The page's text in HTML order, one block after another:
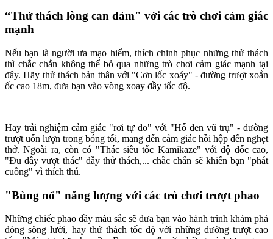
“Thử thách lòng can đảm" với các trò chơi cảm giác
mạnh
Nếu bạn là người ưa mạo hiểm, thích chinh phục những thử thách
thì chắc chắn không thể bỏ qua những trò chơi cảm giác mạnh tại
đây. Hãy thử thách bản thân với "Cơn lốc xoáy" - đường trượt xoắn
ốc cao 18m, đưa bạn vào vòng xoay đầy tốc độ.
Hay trải nghiệm cảm giác "rơi tự do" với "Hố đen vũ trụ" - đường
trượt uốn lượn trong bóng tối, mang đến cảm giác hồi hộp đến nghẹt
thở. Ngoài ra, còn có "Thác siêu tốc Kamikaze" với độ dốc cao,
"Đu dây vượt thác" đầy thử thách,... chắc chắn sẽ khiến bạn "phát
cuồng" vì thích thú.
"Bùng nổ" năng lượng với các trò chơi trượt phao
Những chiếc phao đầy màu sắc sẽ đưa bạn vào hành trình khám phá
dòng sông lười, hay thử thách tốc độ với những đường trượt cao